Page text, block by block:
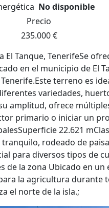
No disponible
Precio
235.000 €
Tanque, TenerifeSe
en el municipio de El
terreno es
variedades,
amplitud, ofrece
primario o iniciar un
22.621
rodeado de
para diversos tipos de
de la zona Ubicado en un
la agricultura durante
el norte de la isla.;